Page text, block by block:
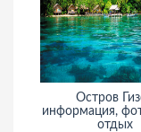
Остров
информация,
отдых